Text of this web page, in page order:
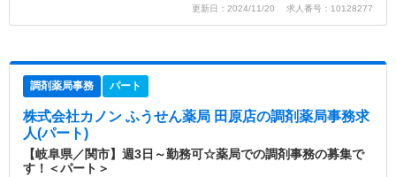
更新日：2024/11/20 求人番号：10128277
調剤薬局事務 パート
株式会社カノン ふうせん薬局 田原店の調剤薬局事務求
人(パート)
【岐阜県／関市】週3日～勤務可☆薬局での調剤事務の募集で
す！＜パート＞